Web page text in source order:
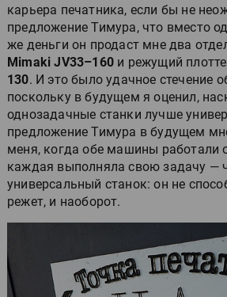
карьера печатника, если бы не
предложение Тимура, что вместо
же деньги он продаст мне два
Mimaki JV33–160 и режущий
130. И это было удачное стечение
поскольку в будущем я оценил,
однозадачные станки лучше
предложение Тимура в будущем
меня, когда обе машины работали
каждая выполняла свою задачу —
универсальный станок: он не
режет, и наоборот.